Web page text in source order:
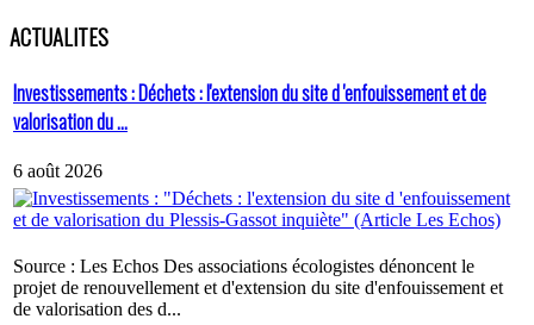
ACTUALITES
Investissements : Déchets : l'extension du site d 'enfouissement et de
valorisation du ...
6 août 2026
Source : Les Echos Des associations écologistes dénoncent le
projet de renouvellement et d'extension du site d'enfouissement et
de valorisation des d...